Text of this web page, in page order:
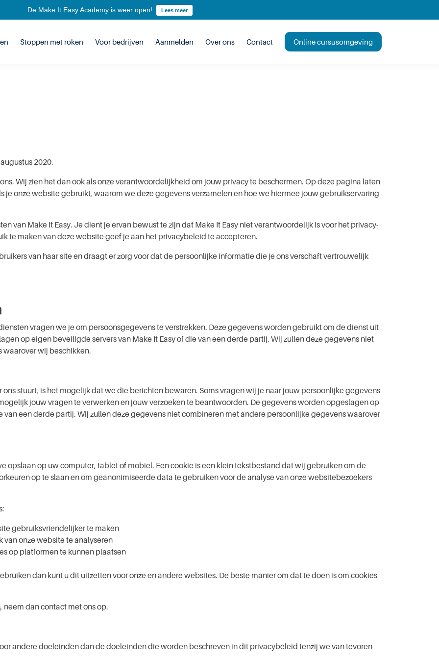
Stoppen met roken Voor bedrijven Aanmelden Over ons Contact Online cursusomgeving
2020.
Wij zien het dan ook als onze ver­ant­woor­de­lijk­heid om jouw privacy te beschermen. Op deze pagina laten
je onze website gebruikt, waarom we deze gegevens verzamelen en hoe we hiermee jouw ge­bruik­s­er­va­ring
van Make It Easy. Je dient je ervan bewust te zijn dat Make It Easy niet ver­ant­woor­de­lijk is voor het pri­va­cy­
te maken van deze website geef je aan het pri­va­cy­be­leid te accepteren.
van haar site en draagt er zorg voor dat de per­soon­lij­ke informatie die je ons verschaft ver­trou­we­lijk
vragen we je om per­soons­ge­ge­vens te ver­strek­ken. Deze gegevens worden gebruikt om de dienst uit
op eigen beveiligde servers van Make It Easy of die van een derde partij. Wij zullen deze gegevens niet
wij beschikken.
stuurt, is het mogelijk dat we die berichten bewaren. Soms vragen wij je naar jouw per­soon­lij­ke gegevens
jouw vragen te verwerken en jouw verzoeken te be­ant­woor­den. De gegevens worden opgeslagen op
van een derde partij. Wij zullen deze gegevens niet combineren met andere per­soon­lij­ke gegevens waarover
opslaan op uw computer, tablet of mobiel. Een cookie is een klein tekstbestand dat wij gebruiken om de
op te slaan en om geanonimiseerde data te gebruiken voor de analyse van onze websitebezoekers
gebruiksvriendelijker te maken
van onze website te analyseren
op platformen te kunnen plaatsen
dan kunt u dit uitzetten voor onze en andere websites. De beste manier om dat te doen is om cookies
neem dan contact met ons op.
andere doeleinden dan de doeleinden die worden beschreven in dit privacybeleid tenzij we van tevoren
De Make It Easy Academy is weer open! Lees meer